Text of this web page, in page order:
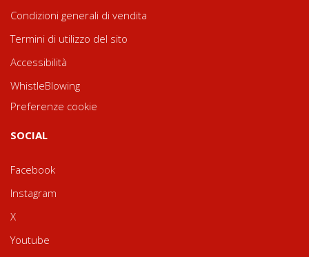
Condizioni generali di vendita
Termini di utilizzo del sito
Accessibilità
WhistleBlowing
Preferenze cookie
SOCIAL
Facebook
Instagram
X
Youtube